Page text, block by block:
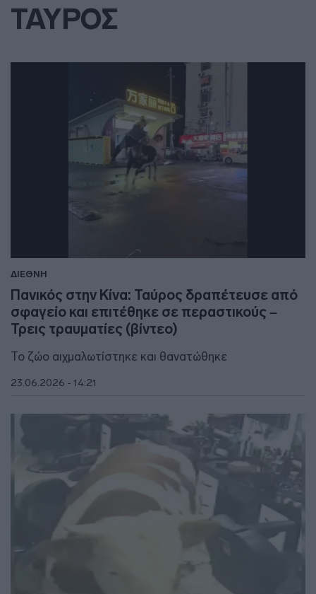
ΤΑΥΡΟΣ
ΔΙΕΘΝΗ
Πανικός στην Κίνα: Ταύρος δραπέτευσε από
σφαγείο και επιτέθηκε σε περαστικούς –
Τρεις τραυματίες (βίντεο)
Το ζώο αιχμαλωτίστηκε και θανατώθηκε
23.06.2026 - 14:21